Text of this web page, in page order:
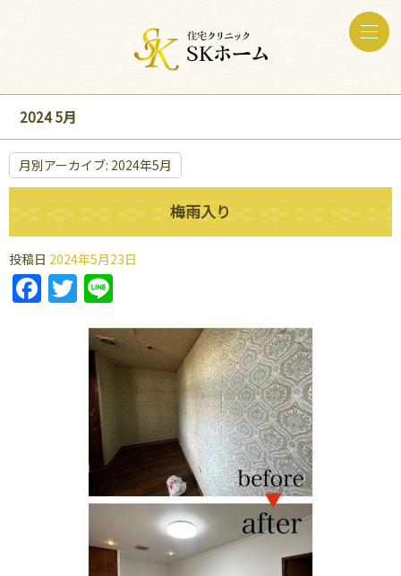
2024 5月
月別アーカイブ: 2024年5月
梅雨入り
投稿日 2024年5月23日
Facebook
Twitter